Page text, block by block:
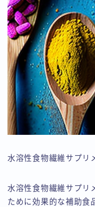
水溶性食物繊維サプリ
水溶性食物繊維サプリ
ために効果的な補助食